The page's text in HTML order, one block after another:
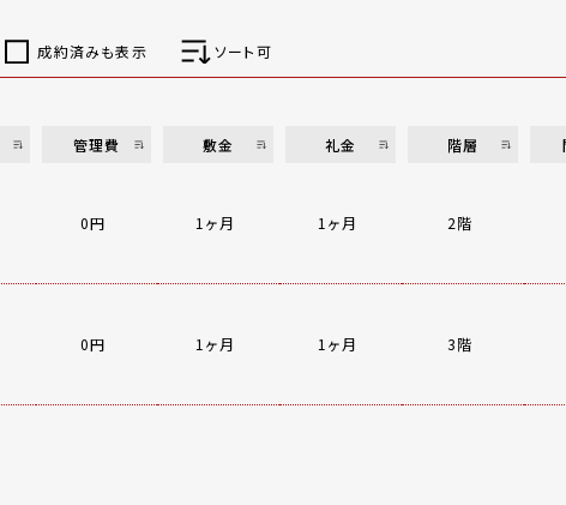
成約済みも表示 ソート可
管理費 敷金 礼金 階層
0円 1ヶ月 1ヶ月 2階
0円 1ヶ月 1ヶ月 3階